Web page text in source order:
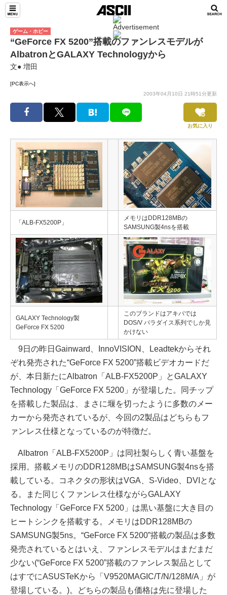
ゲーム・ホビー
“GeForce FX 5200”搭載のファンレスモデルが
AlbatronとGALAXY Technologyから
文● 増田
[PC表示へ]
2003年04月10日 21時51分更新
お気に入り
「ALB-FX5200P」
メモリはDDR128MBの
SAMSUNG製4nsを搭載
GALAXY Technology製
GeForce FX 5200
このブランドはアキバでは
DOS/V パラダイス系列でしか見
かけない
9日の昨日Gainward、InnoVISION、Leadtekからそれ
ぞれ発売された“GeForce FX 5200”搭載ビデオカードだ
が、本日新たにAlbatron「ALB-FX5200P」とGALAXY
Technology「GeForce FX 5200」が登場した。同チップ
を搭載した製品は、まさに堰を切ったように多数のメー
カーから発売されているが、今回の2製品はどちらもフ
ァンレス仕様となっているのが特徴だ。
Albatron「ALB-FX5200P」は同社製らしく青い基盤を
採用。搭載メモリのDDR128MBはSAMSUNG製4nsを搭
載している。コネクタの形状はVGA、S-Video、DVIとな
る。また同じくファンレス仕様ながらGALAXY
Technology「GeForce FX 5200」は黒い基盤に大き目の
ヒートシンクを搭載する。メモリはDDR128MBの
SAMSUNG製5ns。“GeForce FX 5200”搭載の製品は多数
発売されているとはいえ、ファンレスモデルはまだまだ
少ない(“GeForce FX 5200”搭載のファンレス製品として
はすでにASUSTeKから「V9520MAGIC/T/N/128M/A」が
登場している。)。どちらの製品も価格は先に登場した